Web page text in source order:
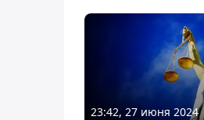
23:42, 27 июня 2024